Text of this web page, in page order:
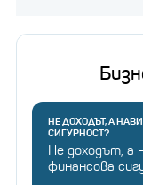
НЕ ДОХОДЪТ, А
СИГУРНОСТ?
Не доходът, а
финансова